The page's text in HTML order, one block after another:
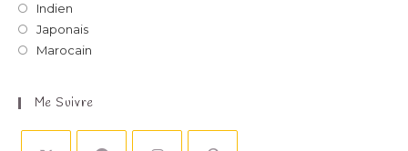
Indien
Japonais
Marocain
Me Suivre